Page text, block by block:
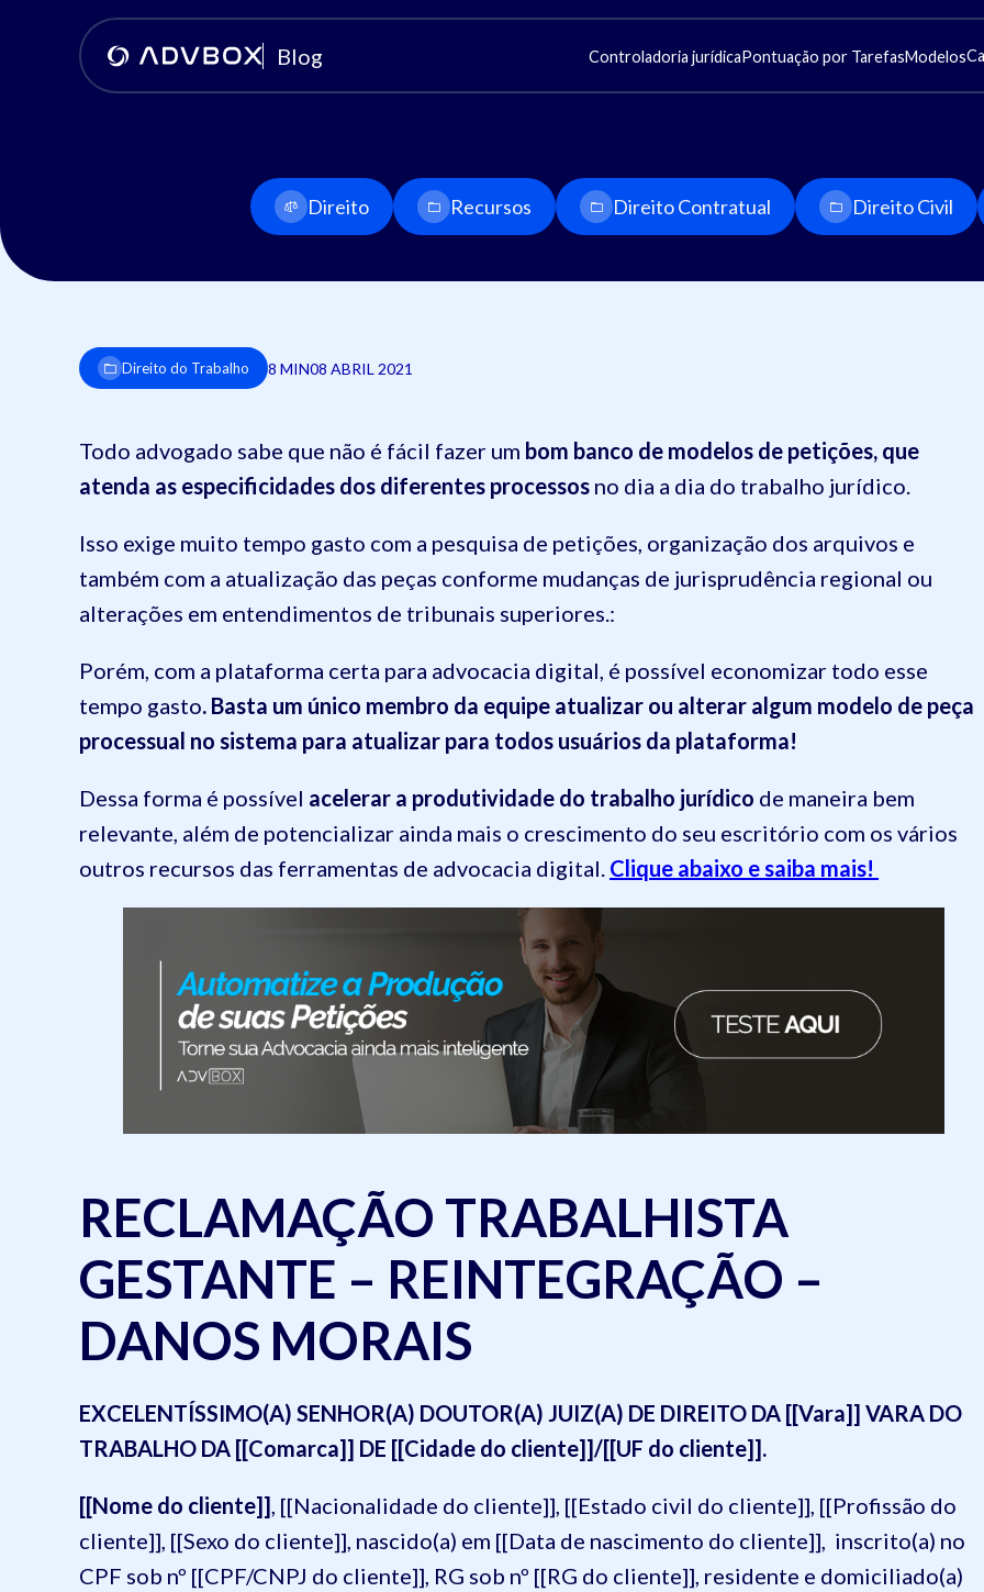
Blog Controladoria jurídicaPontuação por TarefasModelos
Direito Recursos Direito Contratual Direito Civil
Direito do Trabalho 8 MIN08 ABRIL 2021
Todo advogado sabe que não é fácil fazer um bom banco de modelos de petições, que
atenda as especificidades dos diferentes processos no dia a dia do trabalho jurídico.
Isso exige muito tempo gasto com a pesquisa de petições, organização dos arquivos e
também com a atualização das peças conforme mudanças de jurisprudência regional ou
alterações em entendimentos de tribunais superiores.:
Porém, com a plataforma certa para advocacia digital, é possível economizar todo esse
tempo gasto. Basta um único membro da equipe atualizar ou alterar algum modelo de peça
processual no sistema para atualizar para todos usuários da plataforma!
Dessa forma é possível acelerar a produtividade do trabalho jurídico de maneira bem
relevante, além de potencializar ainda mais o crescimento do seu escritório com os vários
outros recursos das ferramentas de advocacia digital. Clique abaixo e saiba mais!
RECLAMAÇÃO TRABALHISTA
GESTANTE – REINTEGRAÇÃO –
DANOS MORAIS
EXCELENTÍSSIMO(A) SENHOR(A) DOUTOR(A) JUIZ(A) DE DIREITO DA [[Vara]] VARA DO
TRABALHO DA [[Comarca]] DE [[Cidade do cliente]]/[[UF do cliente]].
[[Nome do cliente]], [[Nacionalidade do cliente]], [[Estado civil do cliente]], [[Profissão do
cliente]], [[Sexo do cliente]], nascido(a) em [[Data de nascimento do cliente]], inscrito(a) no
CPF sob nº [[CPF/CNPJ do cliente]], RG sob nº [[RG do cliente]], residente e domiciliado(a)